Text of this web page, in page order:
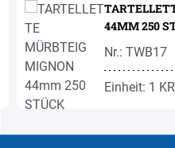
44MM 250
Nr.: TWB17
Einheit: 1